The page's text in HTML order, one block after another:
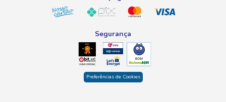
Segurança
Preferências de Cookies